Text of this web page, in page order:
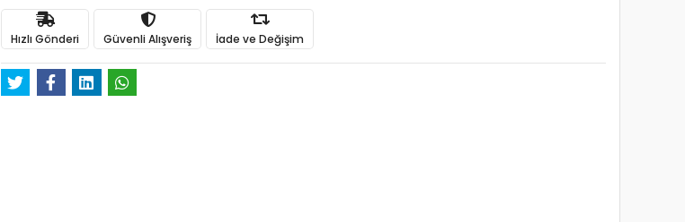
Hızlı Gönderi Güvenli Alışveriş İade ve Değişim